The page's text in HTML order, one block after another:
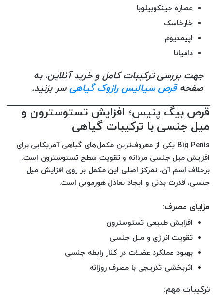
عصاره جینکوبیلوبا
خارخاسک
اپیمدیوم
دامیانا
جهت بررسی ترکیبات کامل و خرید آنلاین، به
صفحهقرص سیالیس رازوک گیاهیسر بزنید.
قرص بیگ پنیس؛ افزایش تستوسترون و
میل جنسی با ترکیبات گیاهی
Big Penis یکی از معروف‌ترین مکمل‌های گیاهی آمریکایی برای
افزایش میل جنسی مردانه و تقویت سطح تستوسترون است.
برخلاف اسم آن، تمرکز اصلی این مکمل بر روی افزایش میل
جنسی، قدرت بدنی و ایجاد تعادل هورمونی است.
مزایای مصرف:
افزایش طبیعی تستوسترون
تقویت انرژی و میل جنسی
بهبود عملکرد عضلات در کنار رابطه جنسی
اثربخشی تدریجی با مصرف روزانه
ترکیبات مهم: